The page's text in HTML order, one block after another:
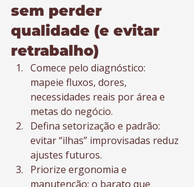
sem perder
qualidade (e evitar
retrabalho)
Comece pelo diagnóstico:
mapeie fluxos, dores,
necessidades reais por área e
metas do negócio.
Defina setorização e padrão:
evitar “ilhas” improvisadas reduz
ajustes futuros.
Priorize ergonomia e
manutenção: o barato que